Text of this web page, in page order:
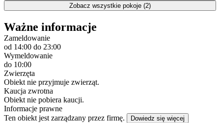
Zobacz wszystkie pokoje (2)
Ważne informacje
Zameldowanie
od 14:00 do 23:00
Wymeldowanie
do 10:00
Zwierzęta
Obiekt nie przyjmuje zwierząt.
Kaucja zwrotna
Obiekt nie pobiera kaucji.
Informacje prawne
Ten obiekt jest zarządzany przez firmę.
Dowiedz się więcej